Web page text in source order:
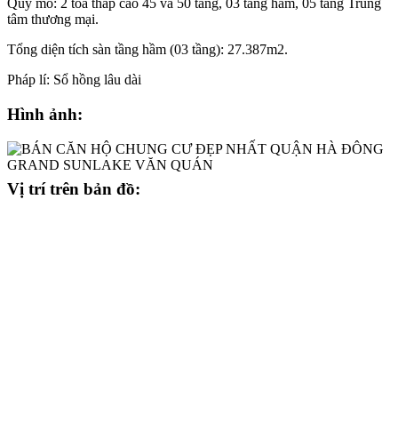
Quy mô: 2 tòa tháp cao 45 và 50 tầng, 03 tầng hầm, 05 tầng Trung
tâm thương mại.
Tổng diện tích sàn tầng hầm (03 tầng): 27.387m2.
Pháp lí: Sổ hồng lâu dài
Hình ảnh:
Vị trí trên bản đồ: